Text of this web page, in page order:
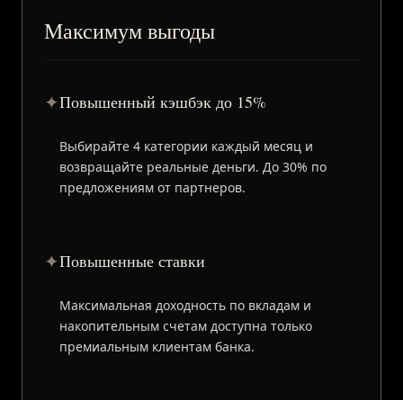
Максимум выгоды
✦Повышенный кэшбэк до 15%
Выбирайте 4 категории каждый месяц и
возвращайте реальные деньги. До 30% по
предложениям от партнеров.
✦Повышенные ставки
Максимальная доходность по вкладам и
накопительным счетам доступна только
премиальным клиентам банка.